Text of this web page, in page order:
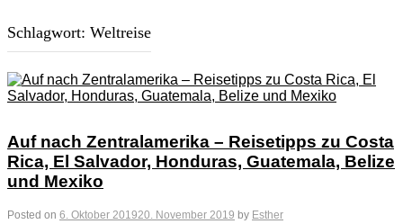
Schlagwort: Weltreise
Auf nach Zentralamerika – Reisetipps zu Costa
Rica, El Salvador, Honduras, Guatemala, Belize
und Mexiko
Posted on 6. Oktober 201920. November 2019 by Esther